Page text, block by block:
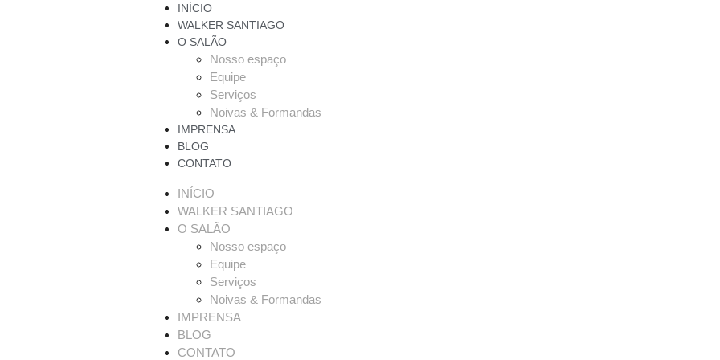
INÍCIO
WALKER SANTIAGO
O SALÃO
Nosso espaço
Equipe
Serviços
Noivas & Formandas
IMPRENSA
BLOG
CONTATO
INÍCIO
WALKER SANTIAGO
O SALÃO
Nosso espaço
Equipe
Serviços
Noivas & Formandas
IMPRENSA
BLOG
CONTATO